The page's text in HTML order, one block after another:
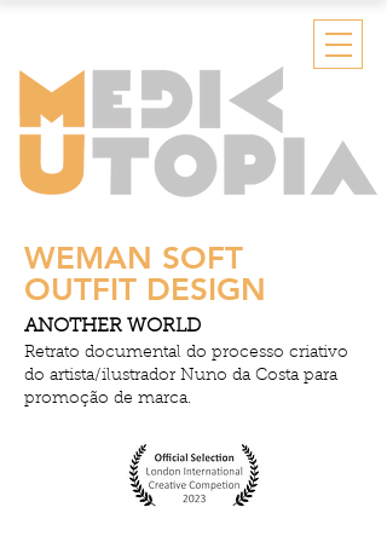
WEMAN SOFT
OUTFIT DESIGN
ANOTHER WORLD
Retrato documental do processo criativo
do artista/ilustrador Nuno da Costa para
promoção de marca.